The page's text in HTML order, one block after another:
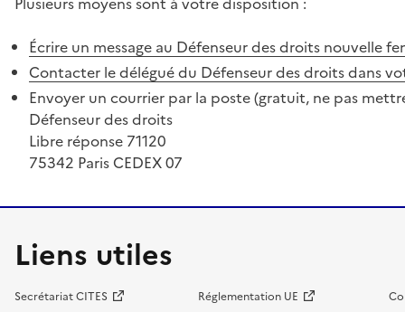
Écrire un message au Défenseur des droits nouvelle
Contacter le délégué du Défenseur des droits dans
Envoyer un courrier par la poste (gratuit, ne pas
Défenseur des droits
Libre réponse 71120
75342 Paris CEDEX 07
Liens utiles
Secrétariat CITES Réglementation UE